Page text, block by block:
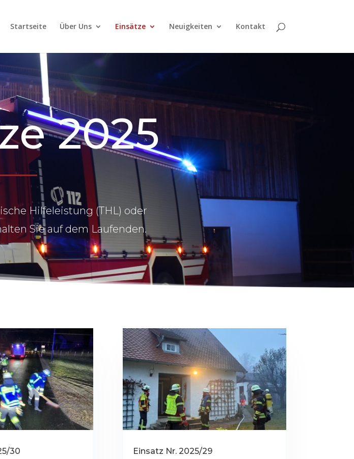
Startseite Über Uns Einsätze Neuigkeiten Kontakt
2025
Hilfeleistung (THL) oder
Sie auf dem Laufenden.
30 Einsatz Nr. 2025/29